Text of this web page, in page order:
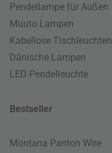
Pendellampe für Außen
Muuto Lampen
Kabellose Tischleuchten
Dänische Lampen
LED Pendelleuchte
Bestseller
Montana Panton Wire